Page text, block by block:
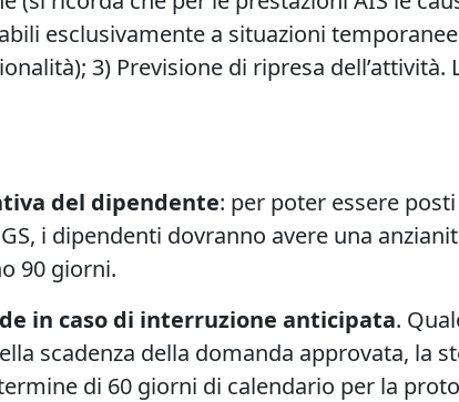
esclusivamente a situazioni
3) Previsione di ripresa dell’attività.
del dipendente: per poter essere
i dipendenti dovranno avere una
90 giorni.
in caso di interruzione anticipata.
scadenza della domanda approvata, la
di 60 giorni di calendario per la